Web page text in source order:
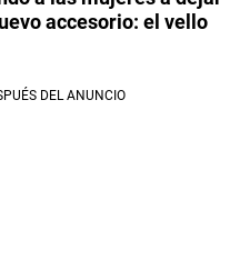
accesorio: el vello